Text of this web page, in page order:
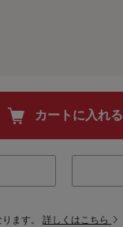
カートに入れる
ります。詳しくはこちら